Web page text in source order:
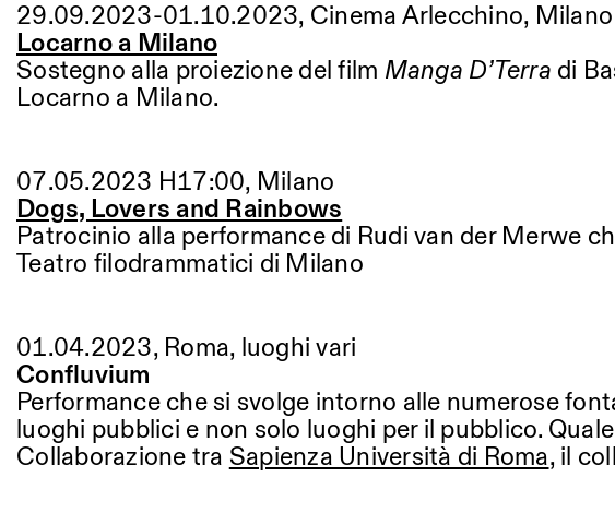
29.09.2023-01.10.2023, Cinema Arlecchino, Milano
Locarno a Milano
Sostegno alla proiezione del film Manga D’Terra di
Locarno a Milano.
07.05.2023 H17:00, Milano
Dogs, Lovers and Rainbows
Patrocinio alla performance di Rudi van der Merwe
Teatro filodrammatici di Milano
01.04.2023, Roma, luoghi vari
Confluvium
Performance che si svolge intorno alle numerose
luoghi pubblici e non solo luoghi per il pubblico.
Collaborazione tra Sapienza Università di Roma, il